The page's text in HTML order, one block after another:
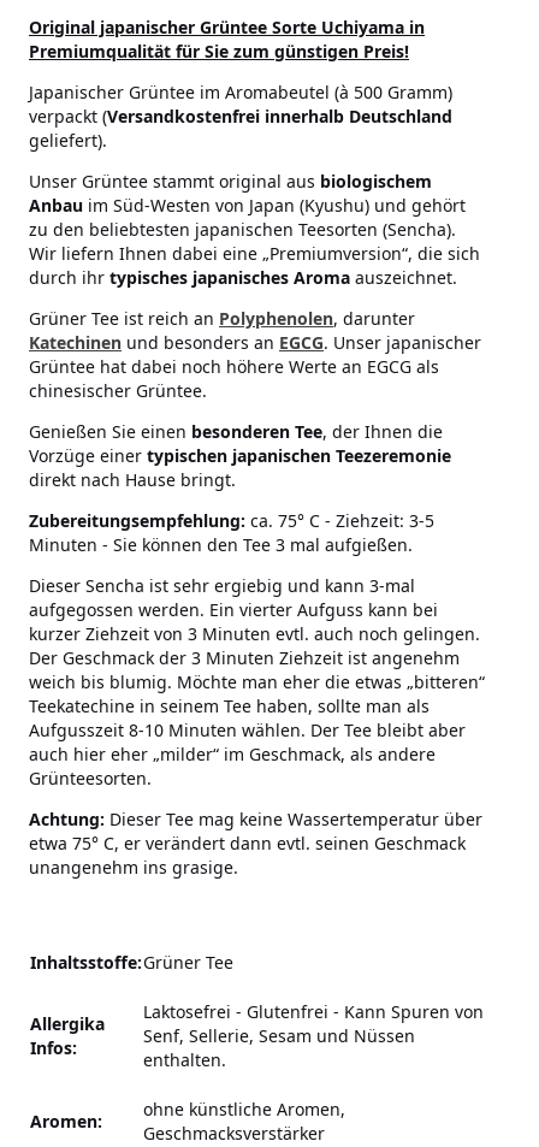
Original japanischer Grüntee Sorte Uchiyama in
Premiumqualität für Sie zum günstigen Preis!
Japanischer Grüntee im Aromabeutel (à 500 Gramm)
verpackt (Versandkostenfrei innerhalb Deutschland
geliefert).
Unser Grüntee stammt original aus biologischem
Anbau im Süd-Westen von Japan (Kyushu) und gehört
zu den beliebtesten japanischen Teesorten (Sencha).
Wir liefern Ihnen dabei eine „Premiumversion“, die sich
durch ihr typisches japanisches Aroma auszeichnet.
Grüner Tee ist reich an Polyphenolen, darunter
Katechinen und besonders an EGCG. Unser japanischer
Grüntee hat dabei noch höhere Werte an EGCG als
chinesischer Grüntee.
Genießen Sie einen besonderen Tee, der Ihnen die
Vorzüge einer typischen japanischen Teezeremonie
direkt nach Hause bringt.
Zubereitungsempfehlung: ca. 75° C - Ziehzeit: 3-5
Minuten - Sie können den Tee 3 mal aufgießen.
Dieser Sencha ist sehr ergiebig und kann 3-mal
aufgegossen werden. Ein vierter Aufguss kann bei
kurzer Ziehzeit von 3 Minuten evtl. auch noch gelingen.
Der Geschmack der 3 Minuten Ziehzeit ist angenehm
weich bis blumig. Möchte man eher die etwas „bitteren“
Teekatechine in seinem Tee haben, sollte man als
Aufgusszeit 8-10 Minuten wählen. Der Tee bleibt aber
auch hier eher „milder“ im Geschmack, als andere
Grünteesorten.
Achtung: Dieser Tee mag keine Wassertemperatur über
etwa 75° C, er verändert dann evtl. seinen Geschmack
unangenehm ins grasige.
Inhaltsstoffe:Grüner Tee
Allergika
Infos:
Laktosefrei - Glutenfrei - Kann Spuren von
Senf, Sellerie, Sesam und Nüssen
enthalten.
Aromen:
ohne künstliche Aromen,
Geschmacksverstärker